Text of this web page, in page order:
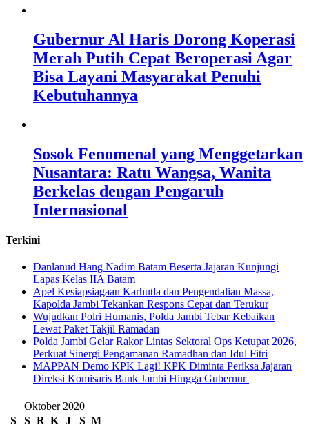
Gubernur Al Haris Dorong Koperasi
Merah Putih Cepat Beroperasi Agar
Bisa Layani Masyarakat Penuhi
Kebutuhannya
Sosok Fenomenal yang Menggetarkan
Nusantara: Ratu Wangsa, Wanita
Berkelas dengan Pengaruh
Internasional
Terkini
Danlanud Hang Nadim Batam Beserta Jajaran Kunjungi
Lapas Kelas IIA Batam
Apel Kesiapsiagaan Karhutla dan Pengendalian Massa,
Kapolda Jambi Tekankan Respons Cepat dan Terukur
Wujudkan Polri Humanis, Polda Jambi Tebar Kebaikan
Lewat Paket Takjil Ramadan
Polda Jambi Gelar Rakor Lintas Sektoral Ops Ketupat 2026,
Perkuat Sinergi Pengamanan Ramadhan dan Idul Fitri
‎MAPPAN Demo KPK Lagi! KPK Diminta Periksa Jajaran
Direksi Komisaris Bank Jambi Hingga Gubernur ‎
Oktober 2020
S
S R K J S M